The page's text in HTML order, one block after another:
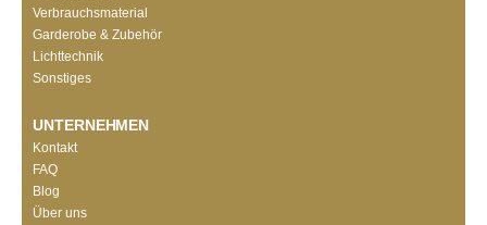
Verbrauchsmaterial
Garderobe & Zubehör
Lichttechnik
Sonstiges
UNTERNEHMEN
Kontakt
FAQ
Blog
Über uns